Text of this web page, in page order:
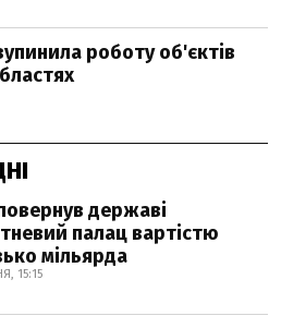
роботу об'єктів
державі
палац вартістю
мільярда
15:15